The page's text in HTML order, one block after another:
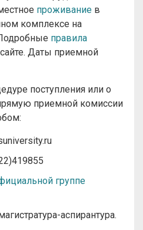
проживание в
комплексе на
правила
Даты приемной
поступления или о
приемной комиссии
группе
аспирантура.